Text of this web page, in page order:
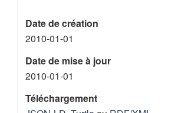
i
s
t
r
e
Date de création
2010-01-01
Date de mise à jour
2010-01-01
Téléchargement